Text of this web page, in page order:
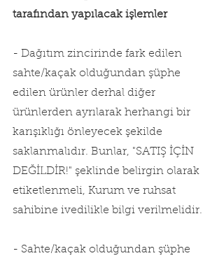
tarafından yapılacak işlemler
- Dağıtım zincirinde fark edilen
sahte/kaçak olduğundan şüphe
edilen ürünler derhal diğer
ürünlerden ayrılarak herhangi bir
karışıklığı önleyecek şekilde
saklanmalıdır. Bunlar, "SATIŞ İÇİN
DEĞİLDİR!" şeklinde belirgin olarak
etiketlenmeli, Kurum ve ruhsat
sahibine ivedilikle bilgi verilmelidir.
- Sahte/kaçak olduğundan şüphe